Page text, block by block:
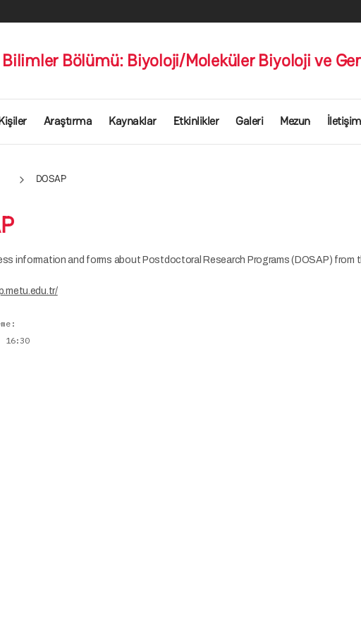
Bölümü: Biyoloji/Moleküler Biyoloji ve
Araştırma Kaynaklar Etkinlikler Galeri Mezun İletişim
DOSAP
information and forms about Postdoctoral Research Programs (DOSAP) from
16:30